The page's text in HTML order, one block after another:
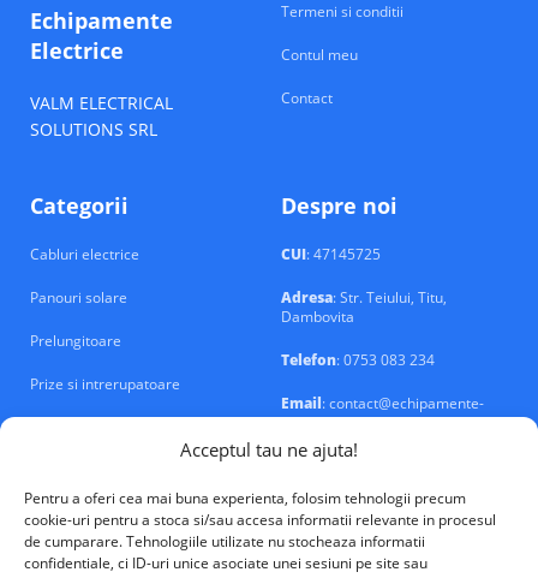
Acceptul tau ne ajuta!
Pentru a oferi cea mai buna experienta, folosim tehnologii precum
cookie-uri pentru a stoca si/sau accesa informatii relevante in procesul
de cumparare. Tehnologiile utilizate nu stocheaza informatii
confidentiale, ci ID-uri unice asociate unei sesiuni pe site sau
Echipamente
Electrice
VALM ELECTRICAL
SOLUTIONS SRL
Termeni si conditii
Contul meu
Contact
Categorii
Cabluri electrice
Panouri solare
Prelungitoare
Prize si intrerupatoare
Despre noi
CUI: 47145725
Adresa: Str. Teiului, Titu,
Dambovita
Telefon: 0753 083 234
Email: contact@echipamente-
electrice.ro
VALM Electrical Solutions © 2026